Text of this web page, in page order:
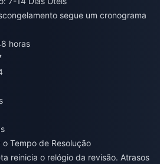
segue um cronograma
horas
Tempo de Resolução
reinicia o relógio da revisão. Atrasos